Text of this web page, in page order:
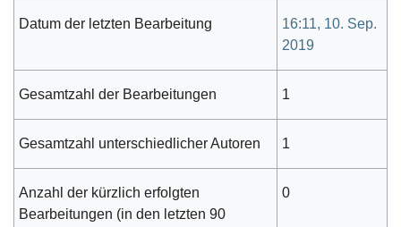
Datum der letzten Bearbeitung
16:11, 10. Sep.
2019
Gesamtzahl der Bearbeitungen 1
Gesamtzahl unterschiedlicher Autoren 1
Anzahl der kürzlich erfolgten
Bearbeitungen (in den letzten 90
0